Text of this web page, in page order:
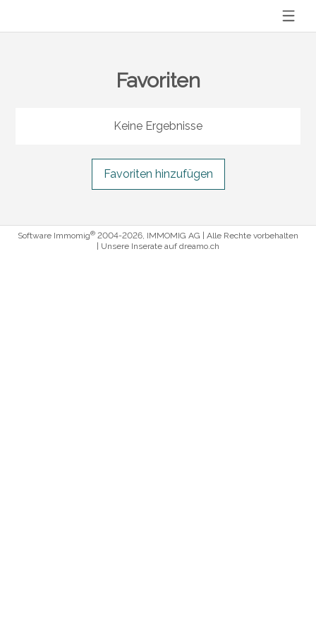
Favoriten
Keine Ergebnisse
Favoriten hinzufügen
Software Immomig® 2004-2026, IMMOMIG AG | Alle Rechte vorbehalten
| Unsere Inserate auf dreamo.ch